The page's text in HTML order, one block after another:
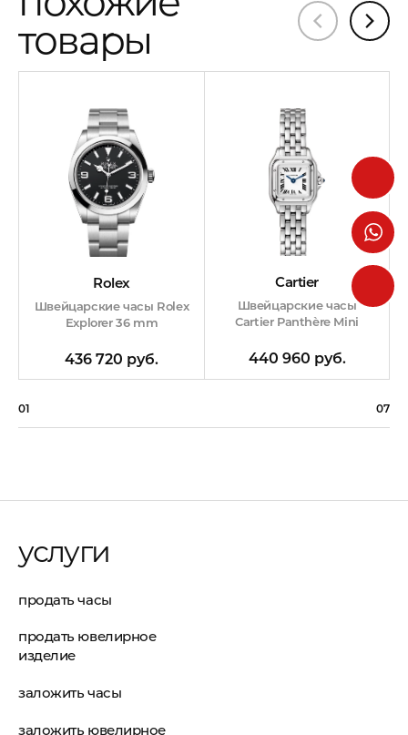
товары
Rolex
Швейцарские часы Rolex
Explorer 36 mm
436 720 руб.
Cartier
Швейцарские часы
Cartier Panthère Mini
440 960 руб.
01 07
услуги
продать часы
продать ювелирное
изделие
заложить часы
заложить ювелирное